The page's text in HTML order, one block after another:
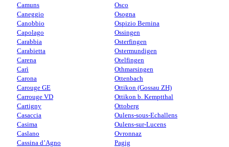
Camuns
Caneggio
Canobbio
Capolago
Carabbia
Carabietta
Carena
Carì
Carona
Carouge GE
Carrouge VD
Cartigny
Casaccia
Casima
Caslano
Cassina d’Agno
Osco
Osogna
Ospizio Bernina
Ossingen
Osterfingen
Ostermundigen
Otelfingen
Othmarsingen
Ottenbach
Ottikon (Gossau ZH)
Ottikon b. Kemptthal
Ottoberg
Oulens-sous-Echallens
Oulens-sur-Lucens
Ovronnaz
Pagig